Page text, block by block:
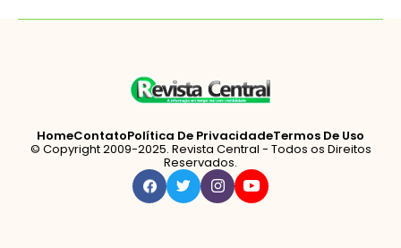
HomeContatoPolítica De PrivacidadeTermos De Uso
© Copyright 2009-2025. Revista Central - Todos os Direitos
Reservados.